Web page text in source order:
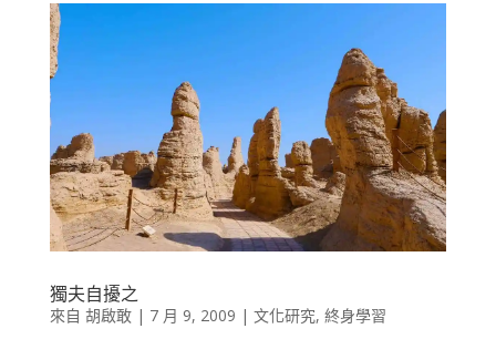
獨夫自擾之
來自 胡啟敢| 7 月 9, 2009 | 文化研究, 終身學習